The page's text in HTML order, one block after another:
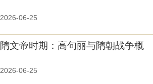
2026-06-25
隋文帝时期：高句丽与隋朝战争概
2026-06-25